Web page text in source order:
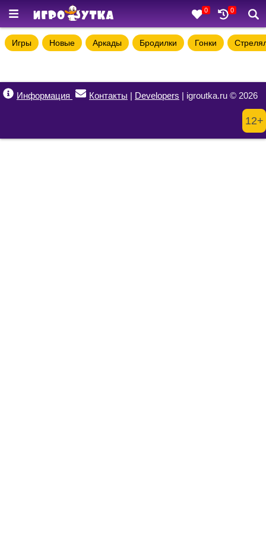
0 0
Игры Новые Аркады Бродилки Гонки
Информация Контакты | Developers | igroutka.ru © 2026
12+